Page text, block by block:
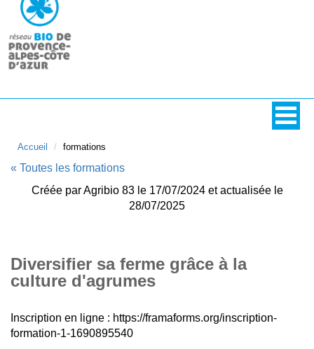
Accueil formations
« Toutes les formations
Créée par Agribio 83 le 17/07/2024 et actualisée le
28/07/2025
Diversifier sa ferme grâce à la
culture d'agrumes
Inscription en ligne : https://framaforms.org/inscription-
formation-1-1690895540